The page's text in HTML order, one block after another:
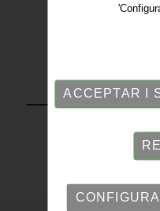
TORNAR
ACCEPTAR I